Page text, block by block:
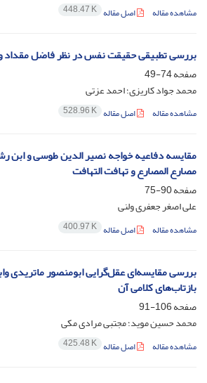
مشاهده مقاله اصل مقاله 448.47 K
بررسی تطبیقی حقیقت نفس در نظر فاضل
صفحه74-49
محمد جواد کاریزی؛ احمد عزتی
مشاهده مقاله اصل مقاله 528.96 K
مقایسه دفاعیه خواجه نصیر الدین طوسی و ابن
مصارع المصارع و تهافت التهافت
صفحه90-75
علی اصغر جعفری ولنی
مشاهده مقاله اصل مقاله 400.97 K
بررسی مقایسه‌ای عقل‌گرایی ابومنصور ماتریدی
بازتاب‌های کلامی آن
صفحه106-91
محمد حسین موید؛ مجتبی مرادی مکی
مشاهده مقاله اصل مقاله 425.48 K